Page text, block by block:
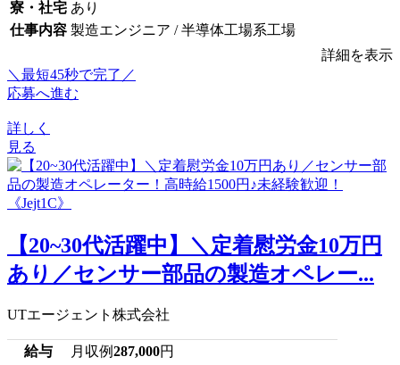
寮・社宅 あり
仕事内容 製造エンジニア / 半導体工場系工場
詳細を表示
＼最短45秒で完了／
応募へ進む
詳しく
見る
【20~30代活躍中】＼定着慰労金10万円
あり／センサー部品の製造オペレー...
UTエージェント株式会社
給与 月収例287,000円